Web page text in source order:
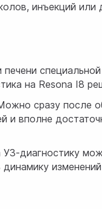
инъекций
на Resona I8
сразу после
и вполне
диагностику